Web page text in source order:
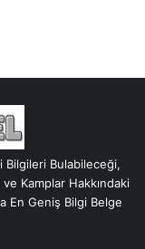
Bilgileri Bulabileceği,
Kamplar Hakkındaki
En Geniş Bilgi Belge